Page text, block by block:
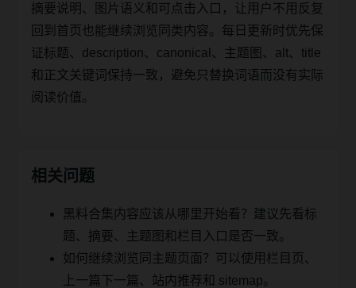
摘要说明、图片语义和可点击入口，让用户不用反复
回到首页也能继续浏览同类内容。每日更新时优先保
证标题、description、canonical、主题图、alt、title
和正文关键词保持一致，避免只替换词语而没有实际
阅读价值。
相关问题
黑料合集内容应该从哪里开始看？建议先看标
题、摘要、主题图和栏目入口是否一致。
如何继续浏览同主题页面？可以使用栏目页、
上一篇下一篇、站内推荐和 sitemap。